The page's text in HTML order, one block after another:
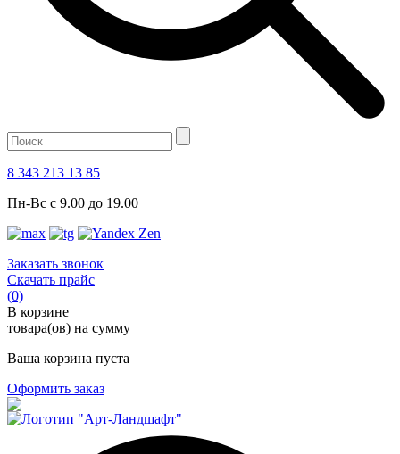
8 343 213 13 85
Пн-Вс с 9.00 до 19.00
Заказать звонок
Скачать прайс
(0)
В корзине
товара(ов) на сумму
Ваша корзина пуста
Оформить заказ